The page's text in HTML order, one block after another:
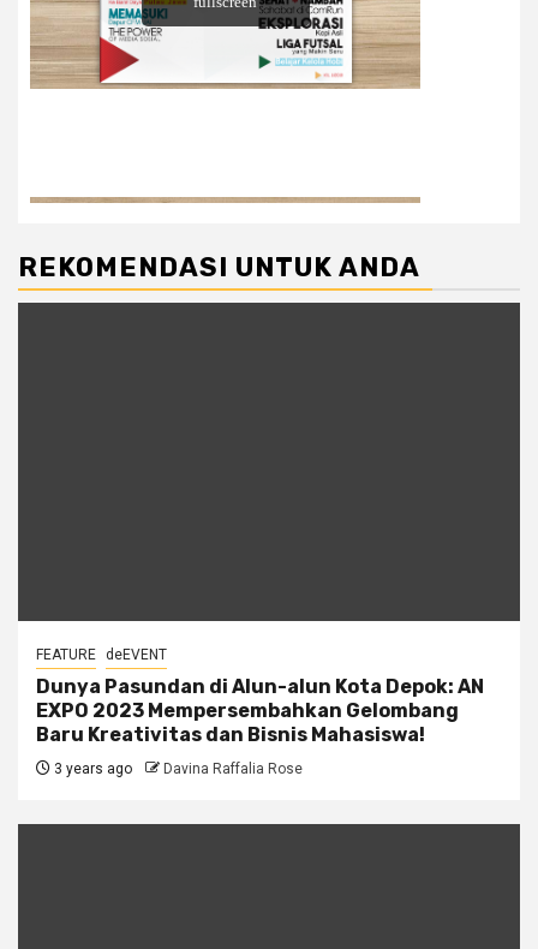
REKOMENDASI UNTUK ANDA
FEATURE deEVENT
Dunya Pasundan di Alun-alun Kota Depok: AN
EXPO 2023 Mempersembahkan Gelombang
Baru Kreativitas dan Bisnis Mahasiswa!
3 years ago Davina Raffalia Rose